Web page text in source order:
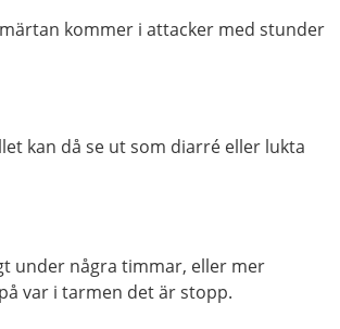
kommer i attacker med stunder
kan då se ut som diarré eller lukta
under några timmar, eller mer
var i tarmen det är stopp.